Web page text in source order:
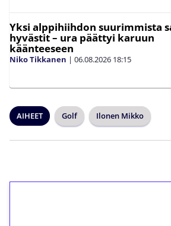
Yksi alppihiihdon suurimmista
hyvästit – ura päättyi karuun
käänteeseen
Niko Tikkanen | 06.08.2026 18:15
AIHEET Golf Ilonen Mikko